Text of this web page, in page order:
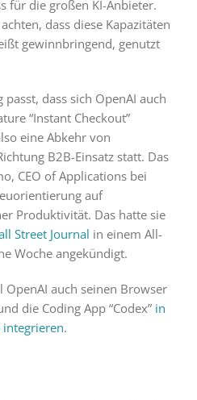
für die großen KI-Anbieter.
dass diese Kapazitäten
gewinnbringend, genutzt
dass sich OpenAI auch
“Instant Checkout”
eine Abkehr von
B2B-Einsatz statt. Das
CEO of Applications bei
auf
Produktivität. Das hatte sie
Street Journal in einem All-
Woche angekündigt.
auch seinen Browser
die Coding App “Codex” in
integrieren.